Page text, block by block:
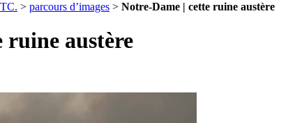
> parcours d’images > Notre-Dame | cette ruine austère
ruine austère